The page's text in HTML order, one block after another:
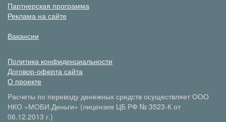
Партнерская программа
Реклама на сайте
Вакансии
Политика конфиденциальности
Договор-оферта сайта
О проекте
Расчеты по переводу денежных средств осуществляет ООО
НКО «МОБИ.Деньги» (лицензия ЦБ РФ № 3523-К от
06.12.2013 г.)